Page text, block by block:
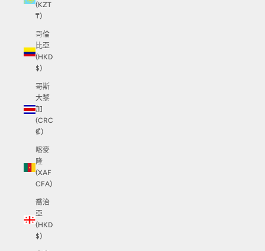
(KZT
₸)
哥倫
比亞
(HKD
$)
哥斯
大黎
加
(CRC
₡)
喀麥
隆
(XAF
CFA)
喬治
亞
(HKD
$)